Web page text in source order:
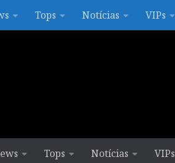
Tops Notícias VIPs
Tops Notícias VIPs